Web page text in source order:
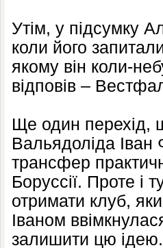
Утім, у підсумку
коли його
якому він коли-
відповів –
Ще один перехід,
Вальядоліда
трансфер
Боруссії. Проте і
отримати клуб,
Іваном
залишити цю ідею.